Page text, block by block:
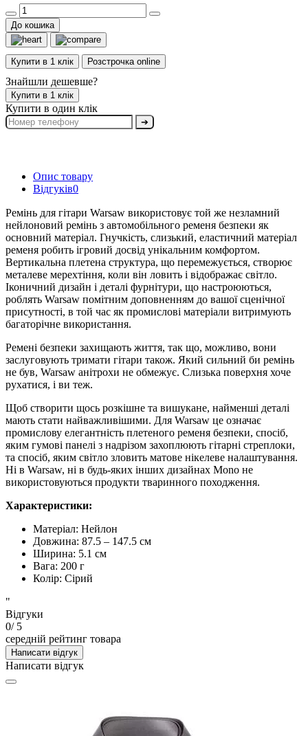
До кошика
Купити в 1 клік Розстрочка online
Знайшли дешевше?
Купити в 1 клік
Купити в один клік
➔
Опис товару
Відгуків0
Ремінь для гітари Warsaw використовує той же незламний
нейлоновий ремінь з автомобільного ременя безпеки як
основний матеріал. Гнучкість, слизький, еластичний матеріал
ременя робить ігровий досвід унікальним комфортом.
Вертикальна плетена структура, що перемежується, створює
металеве мерехтіння, коли він ловить і відображає світло.
Іконичний дизайн і деталі фурнітури, що настроюються,
роблять Warsaw помітним доповненням до вашої сценічної
присутності, в той час як промислові матеріали витримують
багаторічне використання.
Ремені безпеки захищають життя, так що, можливо, вони
заслуговують тримати гітари також. Який сильний би ремінь
не був, Warsaw анітрохи не обмежує. Слизька поверхня хоче
рухатися, і ви теж.
Щоб створити щось розкішне та вишукане, найменші деталі
мають стати найважливішими. Для Warsaw це означає
промислову елегантність плетеного ременя безпеки, спосіб,
яким гумові панелі з надрізом захоплюють гітарні стреплоки,
та спосіб, яким світло зловить матове нікелеве налаштування.
Ні в Warsaw, ні в будь-яких інших дизайнах Mono не
використовуються продукти тваринного походження.
Характеристики:
Матеріал: Нейлон
Довжина: 87.5 – 147.5 см
Ширина: 5.1 см
Вага: 200 г
Колір: Сірий
"
Відгуки
0/ 5
середній рейтинг товара
Написати відгук
Написати відгук